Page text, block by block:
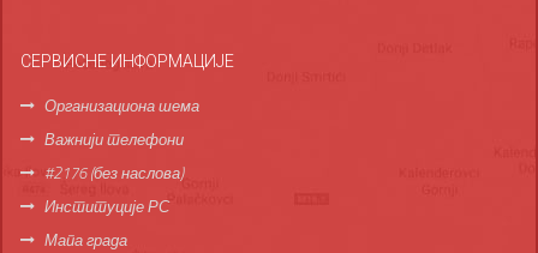
СЕРВИСНЕ ИНФОРМАЦИЈЕ
Организациона шема
Важнији телефони
#2176 (без наслова)
Институције РС
Мапа града